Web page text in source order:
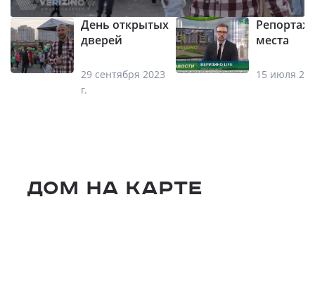
День открытых
дверей
29 сентября 2023
г.
Репортаж
места
15 июля
Дом на карте